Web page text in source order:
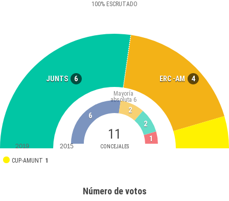
100% ESCRUTADO
JUNTS 6 ERC -AM 4
11
CONCEJALES
Mayoría
absoluta 6
CUP-AMUNT 1
6
2
2
1
2019 2015
Número de votos